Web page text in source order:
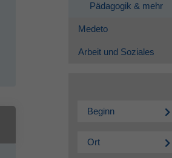
Pädagogik & mehr
Medeto
Arbeit und Soziales
Beginn
Ort